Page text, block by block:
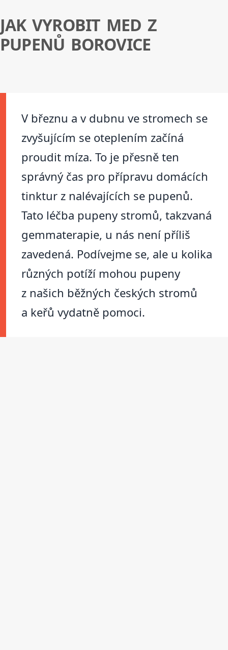
JAK VYROBIT MED Z
PUPENŮ BOROVICE
V březnu a v dubnu ve stromech se
zvyšujícím se oteplením začíná
proudit míza. To je přesně ten
správný čas pro přípravu domácích
tinktur z nalévajících se pupenů.
Tato léčba pupeny stromů, takzvaná
gemmaterapie, u nás není příliš
zavedená. Podívejme se, ale u kolika
různých potíží mohou pupeny
z našich běžných českých stromů
a keřů vydatně pomoci.